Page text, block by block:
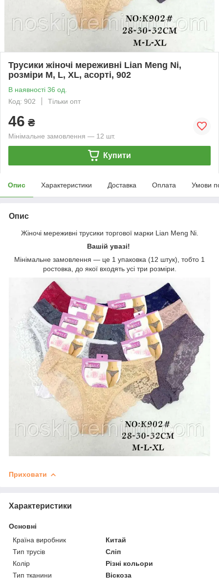
Трусики жіночі мереживні Lian Meng Ni,
розміри M, L, XL, асорті, 902
В наявності 36 од.
Код: 902
Тільки опт
46 ₴
Мінімальне замовлення — 12 шт.
Купити
Опис Характеристики Доставка Оплата Умови
Опис
Жіночі мереживні трусики торгової марки Lian Meng Ni.
Вашій увазі!
Мінімальне замовлення — це 1 упаковка (12 штук), тобто 1
ростовка, до якої входять усі три розміри.
Приховати
Характеристики
Основні
Країна виробник
Китай
Тип трусів
Сліп
Колір
Різні кольори
Тип тканини
Віскоза